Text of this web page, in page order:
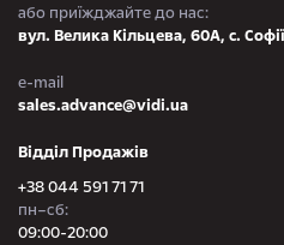
або приїжджайте до нас:
вул. Велика Кільцева, 60А, с.
e-mail
sales.advance@vidi.ua
Відділ Продажів
+38 044 591 71 71
пн–сб:
09:00-20:00